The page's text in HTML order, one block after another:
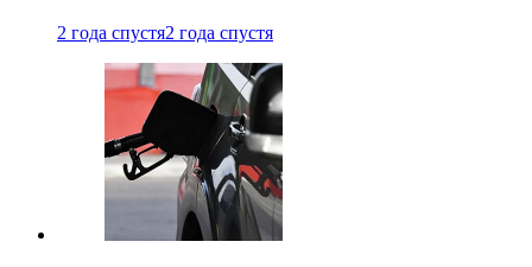
2 года спустя2 года спустя